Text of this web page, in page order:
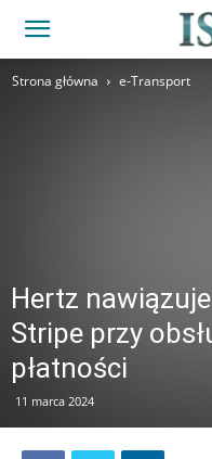
Strona główna e-Transport
Hertz
Stripe przy
płatności
11 marca 2024